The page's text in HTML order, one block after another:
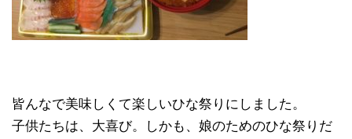
皆んなで美味しくて楽しいひな祭りにしました。
子供たちは、大喜び。しかも、娘のためのひな祭りだ